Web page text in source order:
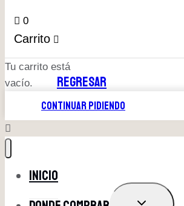
0
Carrito
Tu carrito está
vacío.
REGRESAR
CONTINUAR PIDIENDO
Inicio
ALTERNAR